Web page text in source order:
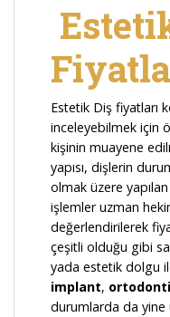
Estetik Diş fiyatları
inceleyebilmek için
kişinin muayene
yapısı, dişlerin
olmak üzere
işlemler uzman
değerlendirilerek
çeşitli olduğu gibi
yada estetik dolgu
implant, ortodonti
durumlarda da yine